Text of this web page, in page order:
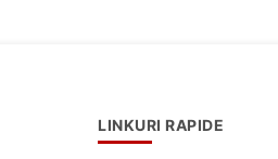
LINKURI RAPIDE